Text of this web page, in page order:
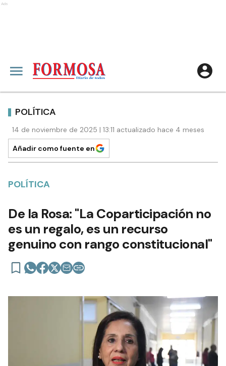
Ads
POLÍTICA
14 de noviembre de 2025 | 13:11 actualizado hace 4 meses
Añadir como fuente en
POLÍTICA
De la Rosa: "La Coparticipación no
es un regalo, es un recurso
genuino con rango constitucional"